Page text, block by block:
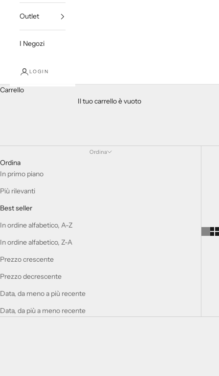
Outlet
I Negozi
LOGIN
Carrello
Il tuo carrello è vuoto
Ordina
Ordina
In primo piano
Più rilevanti
Best seller
In ordine alfabetico, A-Z
In ordine alfabetico, Z-A
Prezzo crescente
Prezzo decrescente
Data, da meno a più recente
Data, da più a meno recente